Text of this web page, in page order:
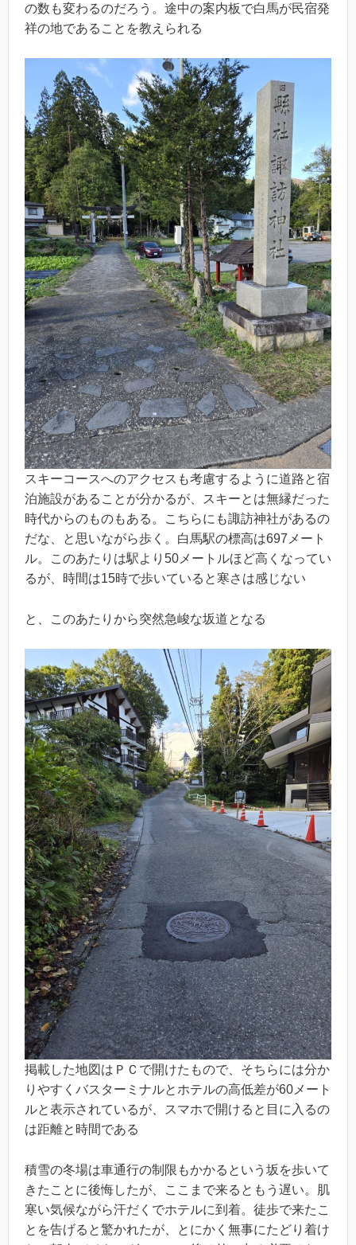
の数も変わるのだろう。途中の案内板で白馬が民宿発
祥の地であることを教えられる
スキーコースへのアクセスも考慮するように道路と宿
泊施設があることが分かるが、スキーとは無縁だった
時代からのものもある。こちらにも諏訪神社があるの
だな、と思いながら歩く。白馬駅の標高は697メート
ル。このあたりは駅より50メートルほど高くなってい
るが、時間は15時で歩いていると寒さは感じない
と、このあたりから突然急峻な坂道となる
掲載した地図はＰＣで開けたもので、そちらには分か
りやすくバスターミナルとホテルの高低差が60メート
ルと表示されているが、スマホで開けると目に入るの
は距離と時間である
積雪の冬場は車通行の制限もかかるという坂を歩いて
きたことに後悔したが、ここまで来るともう遅い。肌
寒い気候ながら汗だくでホテルに到着。徒歩で来たこ
とを告げると驚かれたが、とにかく無事にたどり着け